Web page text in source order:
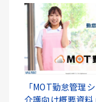
「MOT勤怠管理